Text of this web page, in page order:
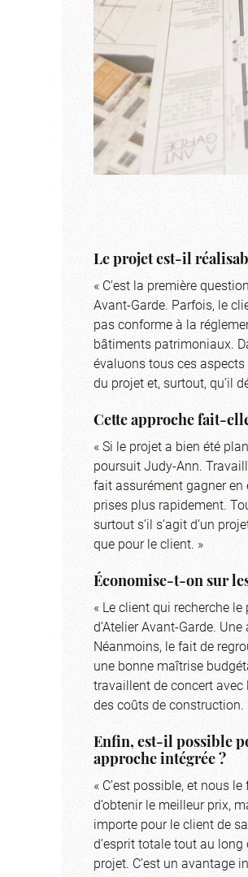
Le projet est-il
« C’est la première
Avant-Garde. Parfois, le
pas conforme à la
bâtiments patrimoniaux.
évaluons tous ces
du projet et, surtout, qu’il
Cette approche fait-
« Si le projet a bien été
poursuit Judy-Ann.
fait assurément gagner
prises plus rapidement.
surtout s’il s’agit d’un
que pour le client. »
Économise-t-on sur
« Le client qui recherche
d’Atelier Avant-Garde.
Néanmoins, le fait de
une bonne maîtrise
travaillent de concert
des coûts de construction.
Enfin, est-il possible
approche intégrée ?
« C’est possible, et nous
d’obtenir le meilleur prix,
importe pour le client de
d’esprit totale tout au
projet. C’est un avantage